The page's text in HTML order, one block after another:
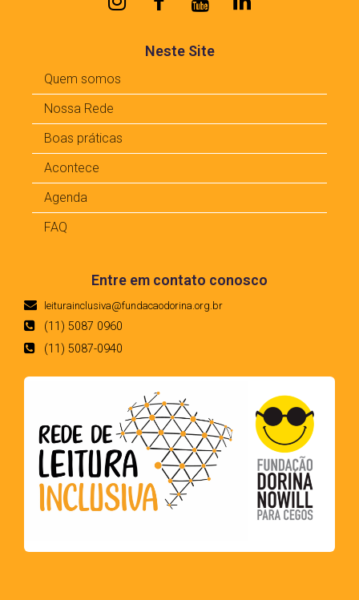
Neste Site
Quem somos
Nossa Rede
Boas práticas
Acontece
Agenda
FAQ
Entre em contato conosco
leiturainclusiva@fundacaodorina.org.br
(11) 5087 0960
(11) 5087-0940